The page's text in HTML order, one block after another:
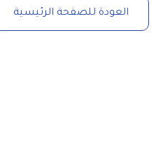
العودة للصفحة الرئيسية